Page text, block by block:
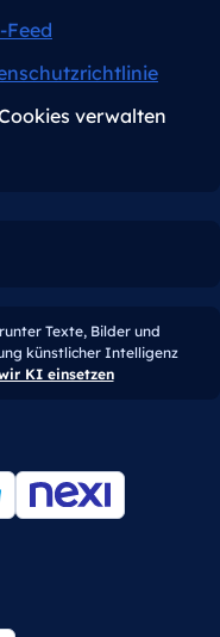
Feed
verwalten
Texte, Bilder und
künstlicher Intelligenz
KI einsetzen